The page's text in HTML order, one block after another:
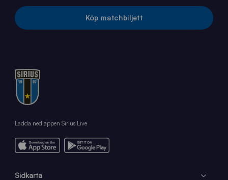
Köp matchbiljett
Ladda ned appen Sirius Live
Sidkarta